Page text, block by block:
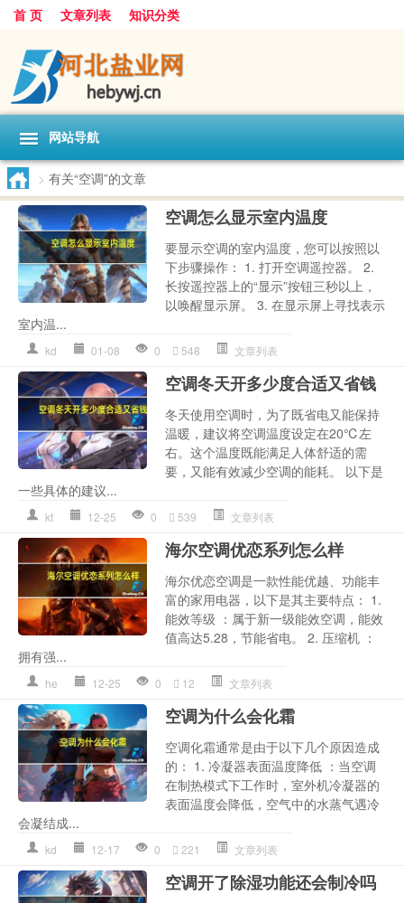
首 页 文章列表 知识分类
网站导航
> 有关“空调”的文章
空调怎么显示室内温度
要显示空调的室内温度，您可以按照以
下步骤操作： 1. 打开空调遥控器。 2.
长按遥控器上的“显示”按钮三秒以上，
以唤醒显示屏。 3. 在显示屏上寻找表示
室内温...
kd 01-08 0 548 文章列表
空调冬天开多少度合适又省钱
冬天使用空调时，为了既省电又能保持
温暖，建议将空调温度设定在20℃左
右。这个温度既能满足人体舒适的需
要，又能有效减少空调的能耗。 以下是
一些具体的建议...
kt 12-25 0 539 文章列表
海尔空调优恋系列怎么样
海尔优恋空调是一款性能优越、功能丰
富的家用电器，以下是其主要特点： 1.
能效等级 ：属于新一级能效空调，能效
值高达5.28，节能省电。 2. 压缩机 ：
拥有强...
he 12-25 0 12 文章列表
空调为什么会化霜
空调化霜通常是由于以下几个原因造成
的： 1. 冷凝器表面温度降低 ：当空调
在制热模式下工作时，室外机冷凝器的
表面温度会降低，空气中的水蒸气遇冷
会凝结成...
kd 12-17 0 221 文章列表
空调开了除湿功能还会制冷吗